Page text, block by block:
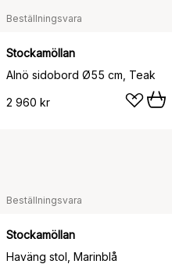
Beställningsvara
Stockamöllan
Alnö sidobord Ø55 cm, Teak
2 960 kr
Beställningsvara
Stockamöllan
Haväng stol, Marinblå